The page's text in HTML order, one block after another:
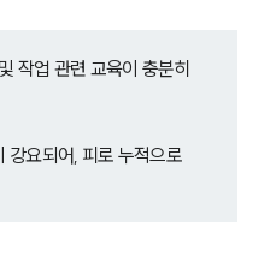
작업 관련 교육이 충분히
요되어, 피로 누적으로